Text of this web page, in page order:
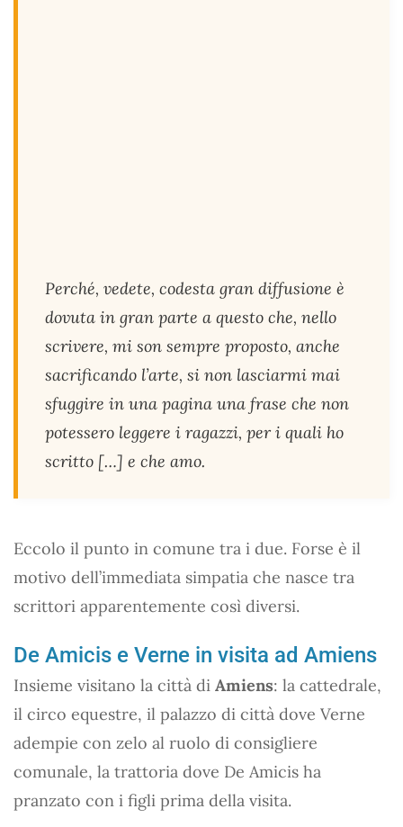
Perché, vedete, codesta gran diffusione è
dovuta in gran parte a questo che, nello
scrivere, mi son sempre proposto, anche
sacrificando l’arte, si non lasciarmi mai
sfuggire in una pagina una frase che non
potessero leggere i ragazzi, per i quali ho
scritto […] e che amo.
Eccolo il punto in comune tra i due. Forse è il
motivo dell’immediata simpatia che nasce tra
scrittori apparentemente così diversi.
De Amicis e Verne in visita ad Amiens
Insieme visitano la città di Amiens: la cattedrale,
il circo equestre, il palazzo di città dove Verne
adempie con zelo al ruolo di consigliere
comunale, la trattoria dove De Amicis ha
pranzato con i figli prima della visita.